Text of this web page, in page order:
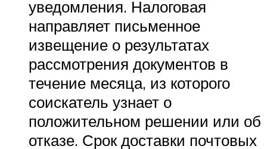
уведомления. Налоговая
направляет письменное
извещение о результатах
рассмотрения документов в
течение месяца, из которого
соискатель узнает о
положительном решении или об
отказе. Срок доставки почтовых